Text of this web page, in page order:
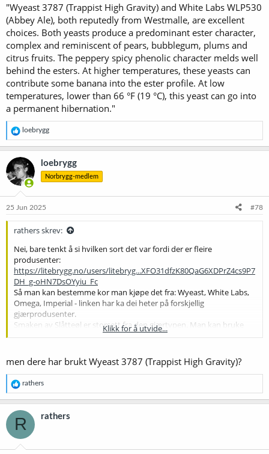
"Wyeast 3787 (Trappist High Gravity) and White Labs WLP530
(Abbey Ale), both reputedly from Westmalle, are excellent
choices. Both yeasts produce a predominant ester character,
complex and reminiscent of pears, bubblegum, plums and
citrus fruits. The peppery spicy phenolic character melds well
behind the esters. At higher temperatures, these yeasts can
contribute some banana into the ester profile. At low
temperatures, lower than 66 °F (19 °C), this yeast can go into
a permanent hibernation."
R
e
a
k
s
j
o
e
loebrygg
loebrygg
Norbrygg-medlem
25 Jun 2025 #78
rathers skrev:
Nei, bare tenkt å si hvilken sort det var fordi der er fleire
produsenter:
https://litebrygg.no/users/litebryg...XFO31dfzK80QaG6XDPrZ4cs9P7
DH_g-oHN7DsOYyiu_Fc
Så man kan bestemme kor man kjøpe det fra: Wyeast, White Labs,
Omega, Imperial - linken har ka dei heter på forskjellig
gjærprodusenter.
Smaken av Slåtteøl er storsett fra den gjærtypen. Man kan bruke
Chimay eller tørrgjær men smaken skal bli litt annerledes.
"Wyeast 3787 (Trappist High Gravity) and White Labs WLP530
(Abbey Ale), both reputedly from Westmalle, are excellent choices.
Both yeasts produce a predominant ester character, complex and
reminiscent of pears, bubblegum, plums and citrus fruits. The
peppery spicy phenolic character melds well behind the esters. At
higher temperatures, these yeasts can contribute some banana into
the ester profile. At low temperatures, lower than 66 °F (19 °C), this
yeast can go into a permanent hibernation."
Klikk for å utvide...
men dere har brukt Wyeast 3787 (Trappist High Gravity)?
R
e
a
k
s
j
o
rathers
R rathers